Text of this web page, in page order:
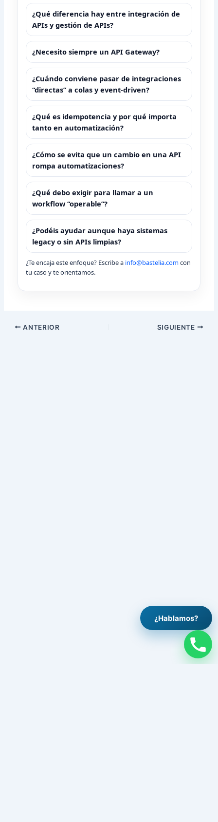
¿Qué diferencia hay entre integración de
APIs y gestión de APIs?
¿Necesito siempre un API Gateway?
¿Cuándo conviene pasar de integraciones
“directas” a colas y event-driven?
¿Qué es idempotencia y por qué importa
tanto en automatización?
¿Cómo se evita que un cambio en una API
rompa automatizaciones?
¿Qué debo exigir para llamar a un
workflow “operable”?
¿Podéis ayudar aunque haya sistemas
legacy o sin APIs limpias?
¿Te encaja este enfoque? Escribe a info@bastelia.comcon
tu caso y te orientamos.
ANTERIOR SIGUIENTE
¿Hablamos?